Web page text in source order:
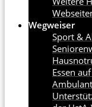
Wegweiser
Sport &
Essen